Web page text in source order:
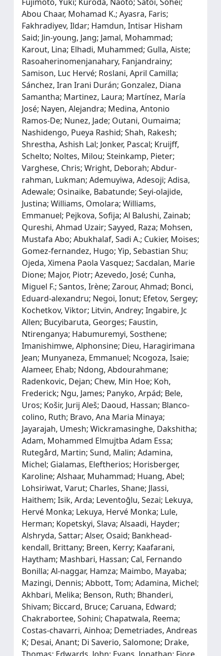
Abou Chaar, Mohamad K.; Ayasra, Faris;
Fakhradiyev, Ildar; Hamdun, Intisar Hisham
Said; Jin‐young, Jang; Jamal, Mohammad;
Karout, Lina; Elhadi, Muhammed; Gulla, Aiste;
Rasoaherinomenjanahary, Fanjandrainy;
Samison, Luc Hervé; Roslani, April Camilla;
Sánchez, Iran Irani Durán; Gonzalez, Diana
Samantha; Martinez, Laura; Martínez, María
José; Nayen, Alejandra; Medina, Antonio
Ramos‐De; Nunez, Jade; Outani, Oumaima;
Nashidengo, Pueya Rashid; Shah, Rakesh;
Shrestha, Ashish Lal; Jonker, Pascal; Kruijff,
Schelto; Noltes, Milou; Steinkamp, Pieter;
Varghese, Chris; Wright, Deborah; Abdur‐
rahman, Lukman; Ademuyiwa, Adesoji; Adisa,
Adewale; Osinaike, Babatunde; Seyi‐olajide,
Justina; Williams, Omolara; Williams,
Emmanuel; Pejkova, Sofija; Al Balushi, Zainab;
Qureshi, Ahmad Uzair; Sayyed, Raza; Mohsen,
Mustafa Abo; Abukhalaf, Sadi A.; Cukier, Moises;
Gomez‐fernandez, Hugo; Yip, Sebastian Shu;
Ojeda, Ximena Paola Vasquez; Sacdalan, Marie
Dione; Major, Piotr; Azevedo, José; Cunha,
Miguel F.; Santos, Irène; Zarour, Ahmad; Bonci,
Eduard‐alexandru; Negoi, Ionut; Efetov, Sergey;
Kochetkov, Viktor; Litvin, Andrey; Ingabire, Jc
Allen; Bucyibaruta, Georges; Faustin,
Ntirenganya; Habumuremyi, Sosthene;
Imanishimwe, Alphonsine; Dieu, Haragirimana
Jean; Munyaneza, Emmanuel; Ncogoza, Isaie;
Alameer, Ehab; Ndong, Abdourahmane;
Radenkovic, Dejan; Chew, Min Hoe; Koh,
Frederick; Ngu, James; Panyko, Arpád; Bele,
Uros; Košir, Jurij Aleš; Daoud, Hassan; Blanco‐
colino, Ruth; Bravo, Ana Maria Minaya;
Jayarajah, Umesh; Wickramasinghe, Dakshitha;
Adam, Mohammed Elmujtba Adam Essa;
Rutegård, Martin; Sund, Malin; Adamina,
Michel; Gialamas, Eleftherios; Horisberger,
Karoline; Alshaar, Muhammad; Huang, Abel;
Lohsiriwat, Varut; Charles, Shane; Jlassi,
Haithem; Isik, Arda; Leventoğlu, Sezai; Lekuya,
Hervé Monka; Lekuya, Hervé Monka; Lule,
Herman; Kopetskyi, Slava; Alsaadi, Hayder;
Alshryda, Sattar; Alser, Osaid; Bankhead‐
kendall, Brittany; Breen, Kerry; Kaafarani,
Haytham; Mashbari, Hassan; Cal, Fernando
Bonilla; Al‐naggar, Hamza; Maimbo, Mayaba;
Mazingi, Dennis; Abbott, Tom; Adamina, Michel;
Akhbari, Melika; Benson, Ruth; Bhanderi,
Shivam; Biccard, Bruce; Caruana, Edward;
Chakrabortee, Sohini; Chapatwala, Reema;
Costas‐chavarri, Ainhoa; Demetriades, Andreas
K; Desai, Anant; Di Saverio, Salomone; Drake,